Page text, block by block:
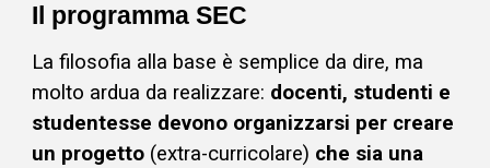
Il programma SEC
La filosofia alla base è semplice da dire, ma
molto ardua da realizzare: docenti, studenti e
studentesse devono organizzarsi per creare
un progetto (extra-curricolare) che sia una